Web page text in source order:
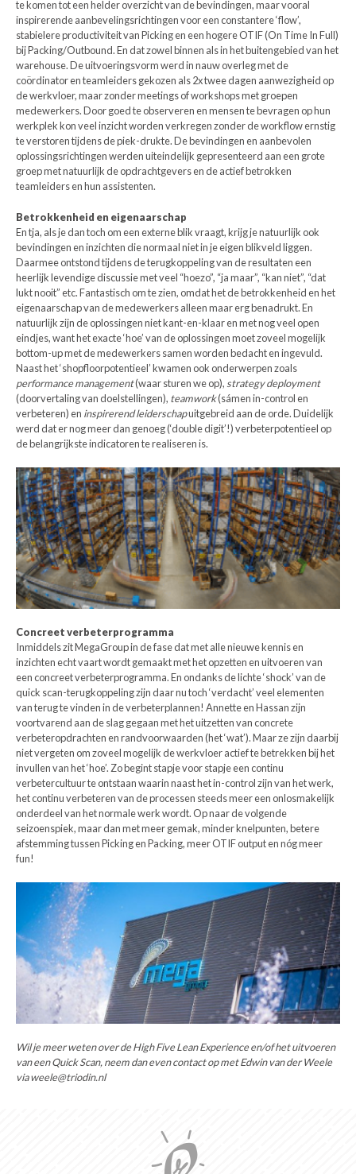
te komen tot een helder overzicht van de bevindingen, maar vooral
inspirerende aanbevelingsrichtingen voor een constantere ‘flow’,
stabielere productiviteit van Picking en een hogere OTIF (On Time In Full)
bij Packing/Outbound. En dat zowel binnen als in het buitengebied van het
warehouse. De uitvoeringsvorm werd in nauw overleg met de
coördinator en teamleiders gekozen als 2x twee dagen aanwezigheid op
de werkvloer, maar zonder meetings of workshops met groepen
medewerkers. Door goed te observeren en mensen te bevragen op hun
werkplek kon veel inzicht worden verkregen zonder de workflow ernstig
te verstoren tijdens de piek-drukte. De bevindingen en aanbevolen
oplossingsrichtingen werden uiteindelijk gepresenteerd aan een grote
groep met natuurlijk de opdrachtgevers en de actief betrokken
teamleiders en hun assistenten.
Betrokkenheid en eigenaarschap
En tja, als je dan toch om een externe blik vraagt, krijg je natuurlijk ook
bevindingen en inzichten die normaal niet in je eigen blikveld liggen.
Daarmee ontstond tijdens de terugkoppeling van de resultaten een
heerlijk levendige discussie met veel “hoezo”, “ja maar”, “kan niet”, “dat
lukt nooit” etc. Fantastisch om te zien, omdat het de betrokkenheid en het
eigenaarschap van de medewerkers alleen maar erg benadrukt. En
natuurlijk zijn de oplossingen niet kant-en-klaar en met nog veel open
eindjes, want het exacte ‘hoe’ van de oplossingen moet zoveel mogelijk
bottom-up met de medewerkers samen worden bedacht en ingevuld.
Naast het ‘shopfloorpotentieel’ kwamen ook onderwerpen zoals
performance management(waar sturen we op), strategy deployment
(doorvertaling van doelstellingen), teamwork(sámen in-control en
verbeteren) en inspirerend leiderschapuitgebreid aan de orde. Duidelijk
werd dat er nog meer dan genoeg (‘double digit’!) verbeterpotentieel op
de belangrijkste indicatoren te realiseren is.
Concreet verbeterprogramma
Inmiddels zit MegaGroup in de fase dat met alle nieuwe kennis en
inzichten echt vaart wordt gemaakt met het opzetten en uitvoeren van
een concreet verbeterprogramma. En ondanks de lichte ‘shock’ van de
quick scan-terugkoppeling zijn daar nu toch ‘verdacht’ veel elementen
van terug te vinden in de verbeterplannen! Annette en Hassan zijn
voortvarend aan de slag gegaan met het uitzetten van concrete
verbeteropdrachten en randvoorwaarden (het ‘wat’). Maar ze zijn daarbij
niet vergeten om zoveel mogelijk de werkvloer actief te betrekken bij het
invullen van het ‘hoe’. Zo begint stapje voor stapje een continu
verbetercultuur te ontstaan waarin naast het in-control zijn van het werk,
het continu verbeteren van de processen steeds meer een onlosmakelijk
onderdeel van het normale werk wordt. Op naar de volgende
seizoenspiek, maar dan met meer gemak, minder knelpunten, betere
afstemming tussen Picking en Packing, meer OTIF output en nóg meer
fun!
Wil je meer weten over de High Five Lean Experience en/of het uitvoeren
van een Quick Scan, neem dan even contact op met Edwin van der Weele
via weele@triodin.nl